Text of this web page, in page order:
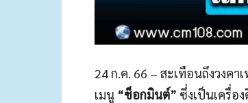
24 ก.ค. 66 – สะเทือนถึงวงค
เมนู “ช็อกมินต์” ซึ่งเป็นเครื่อ